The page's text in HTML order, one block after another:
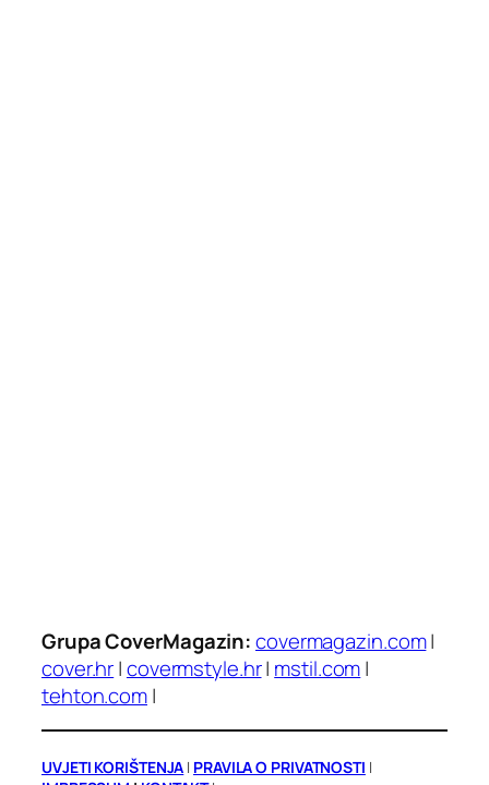
Grupa CoverMagazin:covermagazin.com|
cover.hr|covermstyle.hr| mstil.com|
tehton.com|
UVJETI KORIŠTENJA | PRAVILA O PRIVATNOSTI |